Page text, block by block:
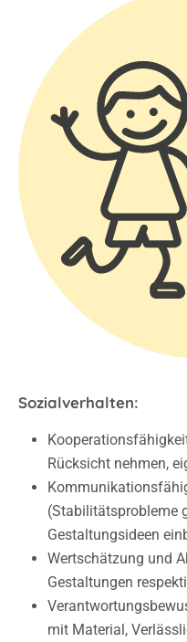
Sozialverhalten:
Rücksicht nehmen,
(Stabilitätsprobleme
Gestaltungsideen
Wertschätzung und
Gestaltungen
mit Material,